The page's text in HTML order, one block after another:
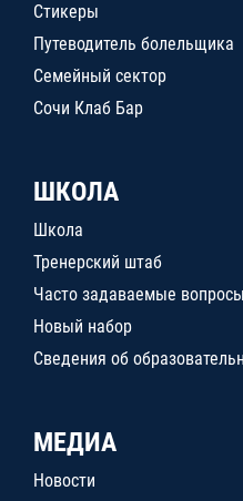
Стикеры
Путеводитель болельщика
Семейный сектор
Сочи Клаб Бар
ШКОЛА
Школа
Тренерский штаб
Часто задаваемые вопросы
Новый набор
Сведения об
МЕДИА
Новости